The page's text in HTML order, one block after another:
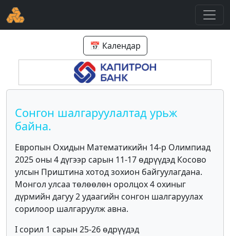
📅 Календар
Сонгон шалгаруулалтад урьж
байна.
Европын Охидын Математикийн 14-р Олимпиад
2025 оны 4 дүгээр сарын 11-17 өдрүүдэд Косово
улсын Приштина хотод зохион байгуулагдана.
Монгол улсаа төлөөлөн оролцох 4 охиныг
дүрмийн дагуу 2 удаагийн сонгон шалгаруулах
сорилоор шалгаруулж авна.
I сорил 1 сарын 25-26 өдрүүдэд